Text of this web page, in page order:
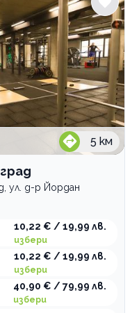
5 км
ул. д-р Йордан
10,22 € / 19,99 лв.
избери
10,22 € / 19,99 лв.
избери
40,90 € / 79,99 лв.
избери